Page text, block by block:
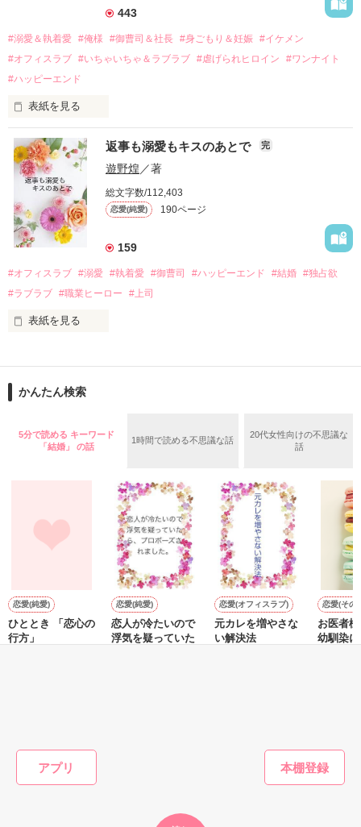
アプリ
それから約十二年後。
過去の傷から、二度と会いたくないと思っていた哲平に
運命のような再会を果たす。
酔った勢いで一夜を共にしてしまった。
さらに、美桜が初めてだと知った哲平は
『責任をとる、結婚しよう』と真っ直ぐに告げてきた。
戸惑う美桜とは裏腹に、好きという気持ちを隠すことなく
甘やかしてくる。
そんなある日、哲平は美桜がストーカー被害に
遭っていることを知る。
美桜を守るため、哲平は同居を提案してきて――。
夏木美桜(なつきみお)
鳴海哲平 (なるみてっぺい)
2026.6.5～2026.7.25
＊以前、公開していた話の改稿版です＊
作品を読む
443
#溺愛＆執着愛 #俺様 #御曹司＆社長 #身ごもり＆妊娠 #イケメン
#オフィスラブ #いちゃいちゃ＆ラブラブ #虐げられヒロイン
#ワンナイト
#ハッピーエンド
表紙を見る
おかしな噂を流されて前の職場でうまくいかなかった梅田美
桜は、海外で傷心旅行をしていたところ、日本人美青年と出会
い、酒の勢いもあり一夜限りの関係となる。
帰国後、美桜は新しい職場でワンナイトした美青年と再会。
なんと彼の正体は、とある財閥御曹司にも関わらず、一族を離
れて起業した新進気鋭の実業家、社内でも冷徹だと評判な社長
――御影恭司その人だったのだ――！
なぜか恭司から飼い猫の世話係を命じられた美桜は、猫の世
の関係となってしまい――？
返事も溺愛もキスのあとで 完
遊野煌／著
総文字数/112,403
恋愛(純愛) 190ページ
159
#オフィスラブ #溺愛 #執着愛 #御曹司 #ハッピーエンド #結婚 #独占欲
#ラブラブ #職業ヒーロー #上司
表紙を見る
ションの企画戦略室で働いている。
めた、同期で恋人の石垣守（26）がいるのだが、後輩の姫原由
いた。
守と由羅から『便利屋雛子』と馬鹿にされ、一人こっそり泣い
た上、同居まで提案してきて──？
鷹哉『宜しくな、俺の雛子』🦅
雛子『俺の……ひぃ、雛子？！！！』🐥
シゴデキで冷徹な上司が見せる素顔は、なぜか想像以上に甘く
※表紙も作中使用の画像も全てフリー素材です。
※執筆期間2026.6.3〜7.20完結です。
かんたん検索
5分で読める キーワード
「結婚」 の話
1時間で読める不思議な話
20代女性向けの不思議な
話
恋愛(純愛)
ひととき 「恋心の
行方」
恋愛(純愛)
恋人が冷たいので
浮気を疑っていた
恋愛(オフィスラブ)
元カレを増やさな
い解決法
恋愛(その
お医者
幼馴染
かんたん検索の条件を変える